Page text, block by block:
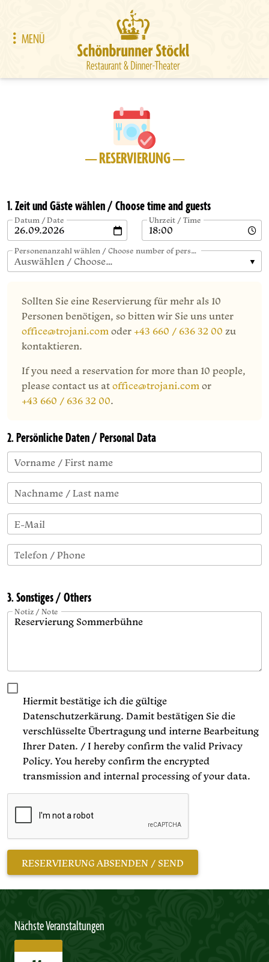
MENÜ
— RESERVIERUNG —
1. Zeit und Gäste wählen / Choose time and guests
Datum / Date Uhrzeit / Time
Personenanzahl wählen / Choose number of persons
Auswählen / Choose…
Sollten Sie eine Reservierung für mehr als 10
Personen benötigen, so bitten wir Sie uns unter
office@trojani.com oder +43 660 / 636 32 00 zu
kontaktieren.
If you need a reservation for more than 10 people,
please contact us at office@trojani.com or
+43 660 / 636 32 00.
2. Persönliche Daten / Personal Data
Vorname / First name
Nachname / Last name
E-Mail
Telefon / Phone
3. Sonstiges / Others
Notiz / Note
Hiermit bestätige ich die gültige
Datenschutzerkärung. Damit bestätigen Sie die
verschlüsselte Übertragung und interne Bearbeitung
Ihrer Daten. / I hereby confirm the valid Privacy
Policy. You hereby confirm the encrypted
transmission and internal processing of your data.
Nächste Veranstaltungen